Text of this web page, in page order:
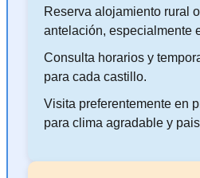
Reserva alojamiento rural
antelación, especialmente
Consulta horarios y
para cada castillo.
Visita preferentemente en
para clima agradable y